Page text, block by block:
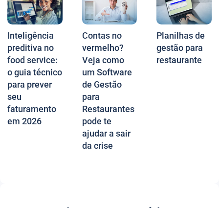
Inteligência
preditiva no
food service:
o guia técnico
para prever
seu
faturamento
em 2026
Contas no
vermelho?
Veja como
um Software
de Gestão
para
Restaurantes
pode te
ajudar a sair
da crise
Planilhas de
gestão para
restaurante